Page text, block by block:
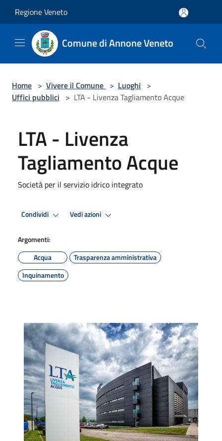
Regione Veneto
Comune di Annone Veneto
Home > Vivere il Comune > Luoghi >
Uffici pubblici > LTA - Livenza Tagliamento Acque
LTA - Livenza
Tagliamento Acque
Società per il servizio idrico integrato
Condividi Vedi azioni
Argomenti:
Acqua
Trasparenza amministrativa
Inquinamento